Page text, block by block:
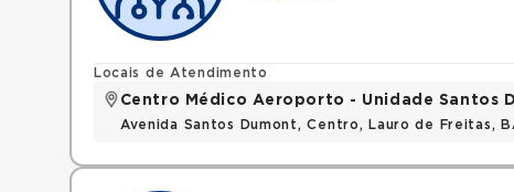
Locais de Atendimento
Centro Médico Aeroporto - Unidade Santos
Avenida Santos Dumont, Centro, Lauro de Freitas,